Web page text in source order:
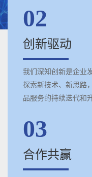
02
创新驱动
我们深知创新是企业
探索新技术、新思路
品服务的持续迭代和
03
合作共赢